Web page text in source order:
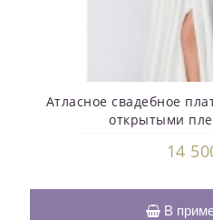
Атласное свадебное
открытыми
14
В